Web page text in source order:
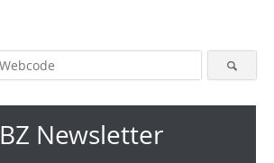
Newsletter